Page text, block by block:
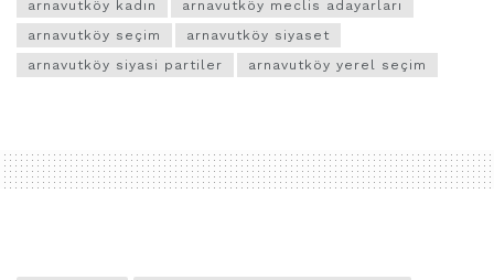
arnavutköy kadın
arnavutköy meclis adayarları
arnavutköy seçim
arnavutköy siyaset
arnavutköy siyasi partiler
arnavutköy yerel seçim